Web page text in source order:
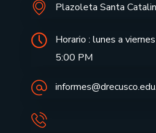
Plazoleta Santa
Horario : lunes a
5:00 PM